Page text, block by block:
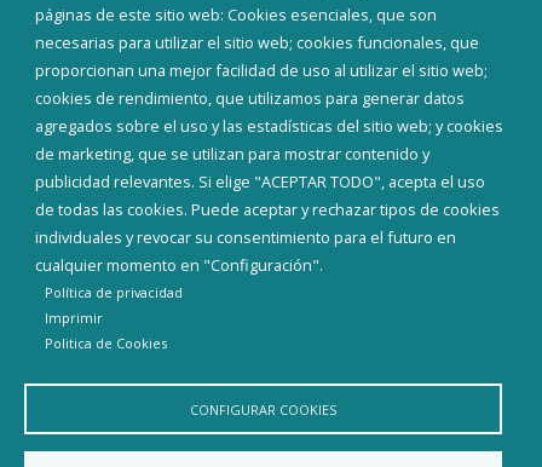
páginas de este sitio web: Cookies esenciales, que son
necesarias para utilizar el sitio web; cookies funcionales, que
proporcionan una mejor facilidad de uso al utilizar el sitio web;
cookies de rendimiento, que utilizamos para generar datos
agregados sobre el uso y las estadísticas del sitio web; y cookies
de marketing, que se utilizan para mostrar contenido y
publicidad relevantes. Si elige "ACEPTAR TODO", acepta el uso
de todas las cookies. Puede aceptar y rechazar tipos de cookies
individuales y revocar su consentimiento para el futuro en
cualquier momento en "Configuración".
Política de privacidad
Imprimir
Politica de Cookies
CONFIGURAR COOKIES
Aviso Legal Política de privacidad